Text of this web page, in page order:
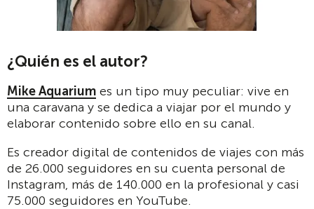
¿Quién es el autor?
Mike Aquarium es un tipo muy peculiar: vive en
una caravana y se dedica a viajar por el mundo y
elaborar contenido sobre ello en su canal.
Es creador digital de contenidos de viajes con más
de 26.000 seguidores en su cuenta personal de
Instagram, más de 140.000 en la profesional y casi
75.000 seguidores en YouTube.